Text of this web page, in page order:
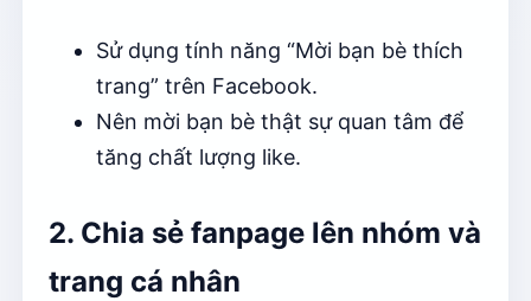
Sử dụng tính năng “Mời bạn bè thích
trang” trên Facebook.
Nên mời bạn bè thật sự quan tâm để
tăng chất lượng like.
2. Chia sẻ fanpage lên nhóm và
trang cá nhân